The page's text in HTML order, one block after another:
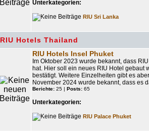
Unterkategorien:
RIU Sri Lanka
RIU Hotels Thailand
RIU Hotels Insel Phuket
Im Oktober 2023 wurde bekannt, dass
hat. Hier soll ein neues RIU Hotel gebaut
bestätigt. Weitere Einzelheiten gibt es
November 2024 wurde bekannt, dass es
Berichte: 25 | Posts: 65
Unterkategorien:
RIU Palace Phuket